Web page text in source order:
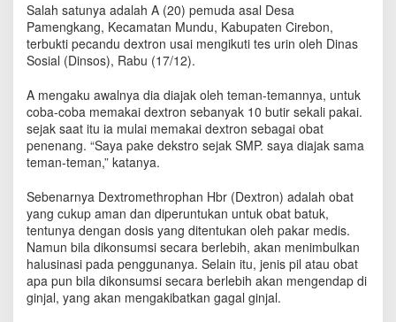
r
o
n
,
e
m
u
d
a
P
a
m
e
n
g
k
a
n
Salah satunya adalah A (20) pemuda asal Desa
Pamengkang, Kecamatan Mundu, Kabupaten Cirebon,
terbukti pecandu dextron usai mengikuti tes urin oleh Dinas
Sosial (Dinsos), Rabu (17/12).
A mengaku awalnya dia diajak oleh teman-temannya, untuk
coba-coba memakai dextron sebanyak 10 butir sekali pakai.
sejak saat itu ia mulai memakai dextron sebagai obat
penenang. “Saya pake dekstro sejak SMP. saya diajak sama
teman-teman,” katanya.
Sebenarnya Dextromethrophan Hbr (Dextron) adalah obat
yang cukup aman dan diperuntukan untuk obat batuk,
tentunya dengan dosis yang ditentukan oleh pakar medis.
Namun bila dikonsumsi secara berlebih, akan menimbulkan
halusinasi pada penggunanya. Selain itu, jenis pil atau obat
apa pun bila dikonsumsi secara berlebih akan mengendap di
ginjal, yang akan mengakibatkan gagal ginjal.